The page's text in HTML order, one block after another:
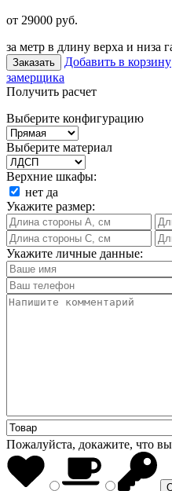
от 29000 руб.
за метр в длину верха и низа
Заказать Добавить в корзину
замерщика
Получить расчет
Выберите конфигурацию
Выберите материал
Верхние шкафы:
нет да
Укажите размер:
Укажите личные данные:
Пожалуйста, докажите, что